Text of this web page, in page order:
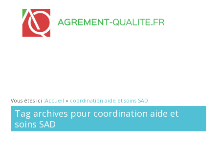
Vous êtes ici :Accueil » coordination aide et soins SAD
Tag archives pour coordination aide et
soins SAD